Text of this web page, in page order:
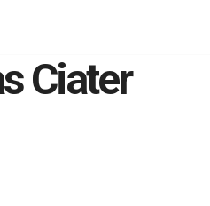
Ciater